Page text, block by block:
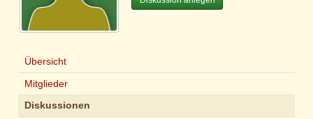
Übersicht
Mitglieder
Diskussionen